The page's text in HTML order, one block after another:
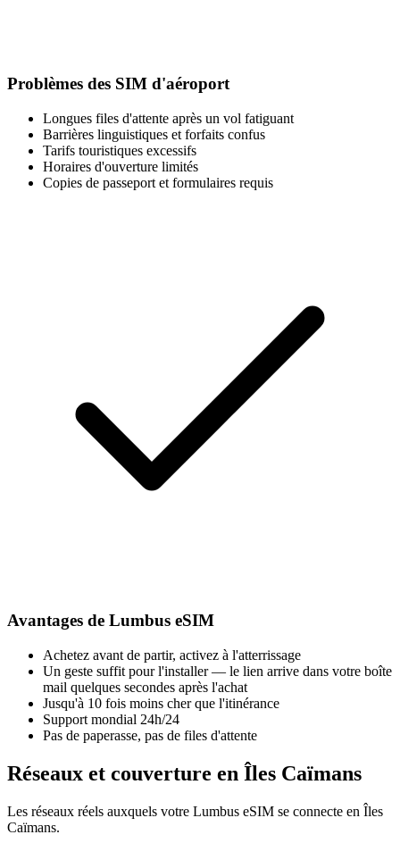
Problèmes des SIM d'aéroport
Longues files d'attente après un vol fatiguant
Barrières linguistiques et forfaits confus
Tarifs touristiques excessifs
Horaires d'ouverture limités
Copies de passeport et formulaires requis
Avantages de Lumbus eSIM
Achetez avant de partir, activez à l'atterrissage
Un geste suffit pour l'installer — le lien arrive dans votre boîte
mail quelques secondes après l'achat
Jusqu'à 10 fois moins cher que l'itinérance
Support mondial 24h/24
Pas de paperasse, pas de files d'attente
Réseaux et couverture en Îles Caïmans
Les réseaux réels auxquels votre Lumbus eSIM se connecte en Îles
Caïmans.